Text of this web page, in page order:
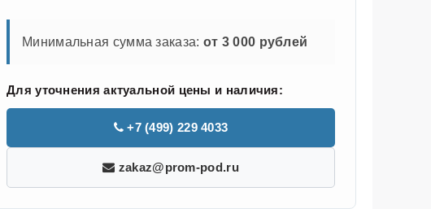
Минимальная сумма заказа: от 3 000 рублей
Для уточнения актуальной цены и наличия:
+7 (499) 229 4033
zakaz@prom-pod.ru